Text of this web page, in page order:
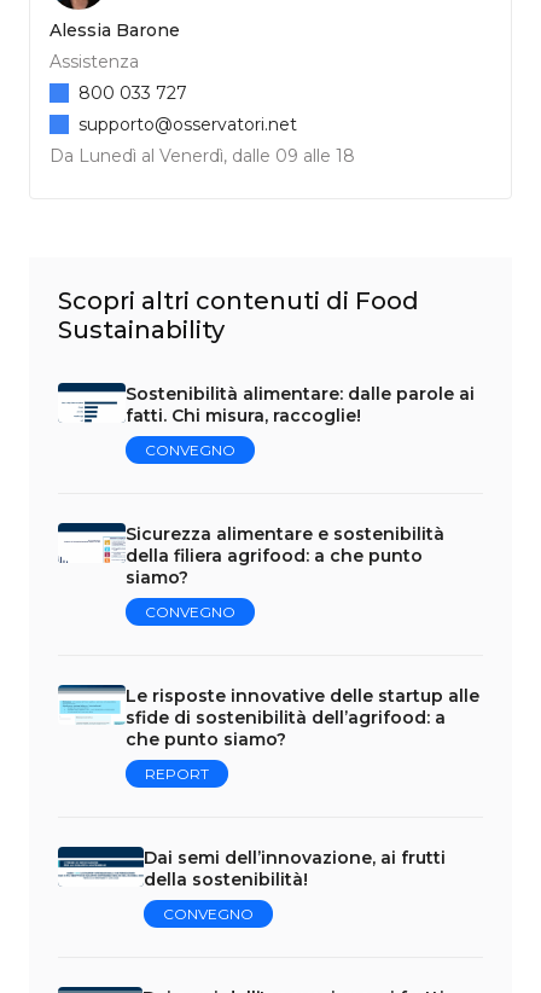
Alessia Barone
Assistenza
Da Lunedì al Venerdì, dalle 09 alle 18
800 033 727
supporto@osservatori.net
Scopri altri contenuti di Food
Sustainability
Sostenibilità alimentare: dalle parole ai
fatti. Chi misura, raccoglie!
CONVEGNO
Sicurezza alimentare e sostenibilità
della filiera agrifood: a che punto
siamo?
CONVEGNO
Le risposte innovative delle startup alle
sfide di sostenibilità dell’agrifood: a
che punto siamo?
REPORT
Dai semi dell’innovazione, ai frutti
della sostenibilità!
CONVEGNO